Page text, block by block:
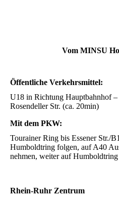
Vom MINSU
Öffentliche Verkehrsmittel:
U18 in Richtung Hauptbahnhof
Rosendeller Str. (ca. 20min)
Mit dem PKW:
Tourainer Ring bis Essener Str./
Humboldtring folgen, auf A40
nehmen, weiter auf
Rhein-Ruhr Zentrum